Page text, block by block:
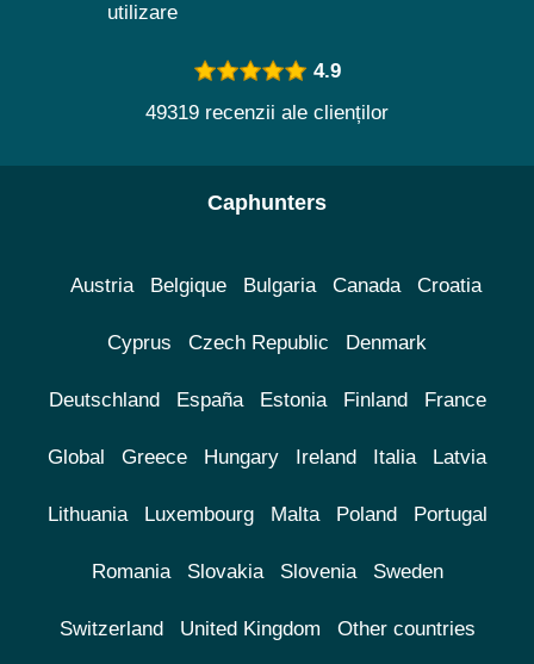
utilizare
4.9
49319 recenzii ale clienților
Caphunters
Austria Belgique Bulgaria Canada Croatia
Cyprus Czech Republic Denmark
Deutschland España Estonia Finland France
Global Greece Hungary Ireland Italia Latvia
Lithuania Luxembourg Malta Poland Portugal
Romania Slovakia Slovenia Sweden
Switzerland United Kingdom Other countries